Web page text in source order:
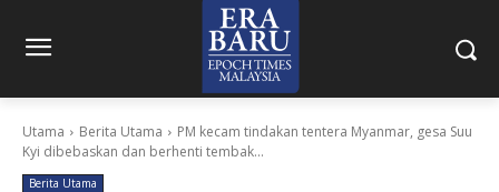
Utama Berita Utama
PM kecam tindakan tentera Myanmar, gesa Suu
Kyi dibebaskan dan berhenti tembak...
Berita Utama